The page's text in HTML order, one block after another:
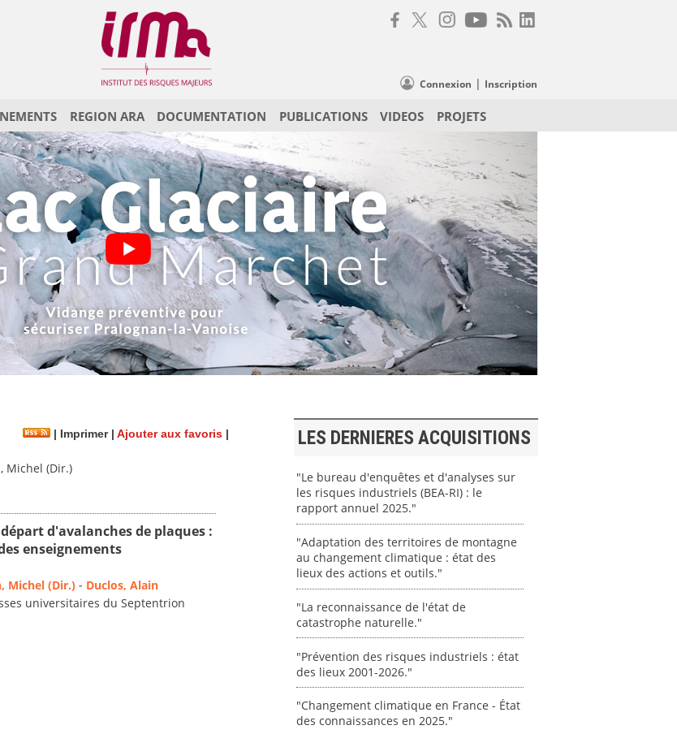
Connexion | Inscription
REGION ARA DOCUMENTATION PUBLICATIONS VIDEOS PROJETS
| Imprimer| Ajouter aux favoris |
Michel (Dir.)
d'avalanches de plaques :
enseignements
Michel (Dir.) - Duclos, Alain
universitaires du Septentrion
LES DERNIERES ACQUISITIONS
"Le bureau d'enquêtes et d'analyses sur
les risques industriels (BEA-RI) : le
rapport annuel 2025."
"Adaptation des territoires de montagne
au changement climatique : état des
lieux des actions et outils."
"La reconnaissance de l'état de
catastrophe naturelle."
"Prévention des risques industriels : état
des lieux 2001-2026."
"Changement climatique en France - État
des connaissances en 2025."